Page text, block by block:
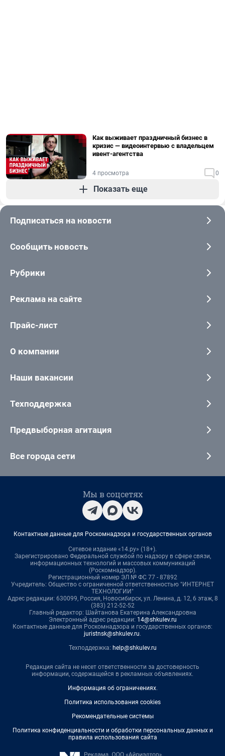
Как выживает праздничный бизнес в
кризис — видеоинтервью с владельцем
ивент-агентства
4 просмотра 0
Показать еще
Подписаться на новости
Сообщить новость
Рубрики
Реклама на сайте
Прайс-лист
О компании
Наши вакансии
Техподдержка
Предвыборная агитация
Все города сети
Мы в соцсетях
Контактные данные для Роскомнадзора и государственных органов
Сетевое издание «14.ру» (18+).
Зарегистрировано Федеральной службой по надзору в сфере связи,
информационных технологий и массовых коммуникаций
(Роскомнадзор).
Регистрационный номер ЭЛ № ФС 77 - 87892
Учредитель: Общество с ограниченной ответственностью "ИНТЕРНЕТ
ТЕХНОЛОГИИ"
Адрес редакции: 630099, Россия, Новосибирск, ул. Ленина, д. 12, 6 этаж, 8
(383) 212-52-52
Главный редактор: Шайтанова Екатерина Александровна
Электронный адрес редакции: 14@shkulev.ru
Контактные данные для Роскомнадзора и государственных органов:
juristnsk@shkulev.ru.
Техподдержка: help@shkulev.ru
Редакция сайта не несет ответственности за достоверность
информации, содержащейся в рекламных объявлениях.
Информация об ограничениях.
Политика использования cookies
Рекомендательные системы
Политика конфиденциальности и обработки персональных данных и
правила использования сайта